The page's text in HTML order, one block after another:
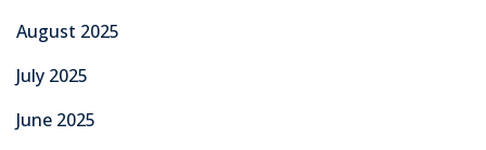
August 2025
July 2025
June 2025